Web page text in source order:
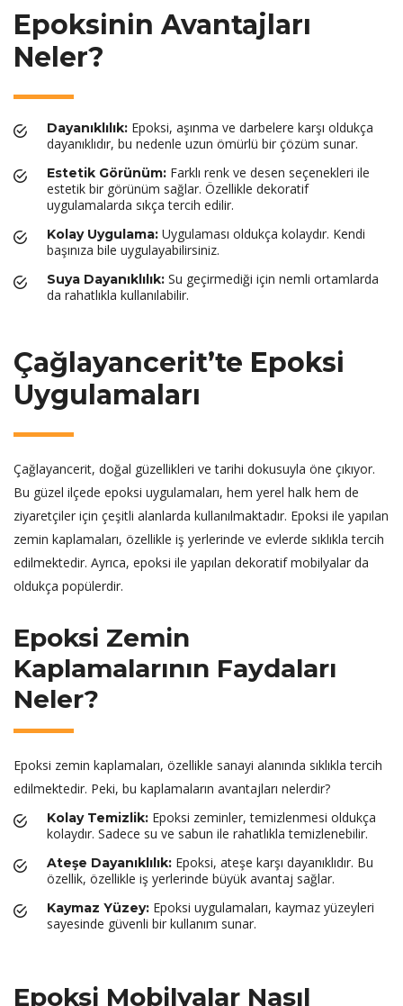
Epoksinin Avantajları
Neler?
Dayanıklılık: Epoksi, aşınma ve darbelere karşı oldukça
dayanıklıdır, bu nedenle uzun ömürlü bir çözüm sunar.
Estetik Görünüm: Farklı renk ve desen seçenekleri ile
estetik bir görünüm sağlar. Özellikle dekoratif
uygulamalarda sıkça tercih edilir.
Kolay Uygulama: Uygulaması oldukça kolaydır. Kendi
başınıza bile uygulayabilirsiniz.
Suya Dayanıklılık: Su geçirmediği için nemli ortamlarda
da rahatlıkla kullanılabilir.
Çağlayancerit’te Epoksi
Uygulamaları
Çağlayancerit, doğal güzellikleri ve tarihi dokusuyla öne çıkıyor.
Bu güzel ilçede epoksi uygulamaları, hem yerel halk hem de
ziyaretçiler için çeşitli alanlarda kullanılmaktadır. Epoksi ile yapılan
zemin kaplamaları, özellikle iş yerlerinde ve evlerde sıklıkla tercih
edilmektedir. Ayrıca, epoksi ile yapılan dekoratif mobilyalar da
oldukça popülerdir.
Epoksi Zemin
Kaplamalarının Faydaları
Neler?
Epoksi zemin kaplamaları, özellikle sanayi alanında sıklıkla tercih
edilmektedir. Peki, bu kaplamaların avantajları nelerdir?
Kolay Temizlik: Epoksi zeminler, temizlenmesi oldukça
kolaydır. Sadece su ve sabun ile rahatlıkla temizlenebilir.
Ateşe Dayanıklılık: Epoksi, ateşe karşı dayanıklıdır. Bu
özellik, özellikle iş yerlerinde büyük avantaj sağlar.
Kaymaz Yüzey: Epoksi uygulamaları, kaymaz yüzeyleri
sayesinde güvenli bir kullanım sunar.
Epoksi Mobilyalar Nasıl